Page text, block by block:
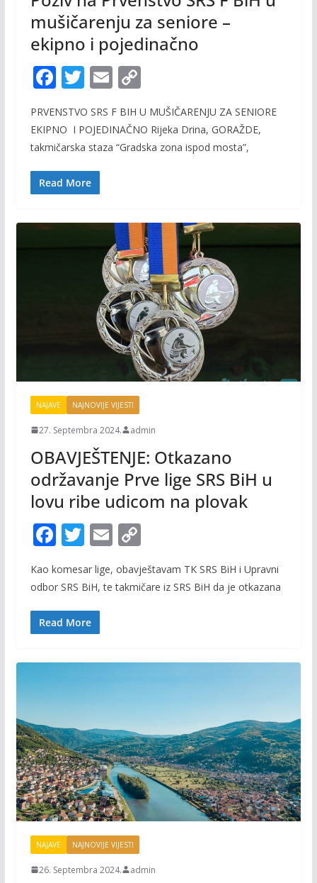
mušičarenju za seniore –
ekipno i pojedinačno
F
e
b
o
o
T
itt
er
E
ai
l
C
p
y
PRVENSTVO SRS F BIH U MUŠIČARENJU ZA SENIORE
EKIPNO I POJEDINAČNO Rijeka Drina, GORAŽDE,
takmičarska staza “Gradska zona ispod mosta”,
Read More
NAJAVE NAJNOVIJE VIJESTI
27. Septembra 2024. admin
OBAVJEŠTENJE: Otkazano
održavanje Prve lige SRS BiH u
lovu ribe udicom na plovak
F
e
b
o
k
T
w
itt
er
E
m
ai
C
o
p
k
Kao komesar lige, obavještavam TK SRS BiH i Upravni
odbor SRS BiH, te takmičare iz SRS BiH da je otkazana
Read More
NAJAVE NAJNOVIJE VIJESTI
26. Septembra 2024. admin